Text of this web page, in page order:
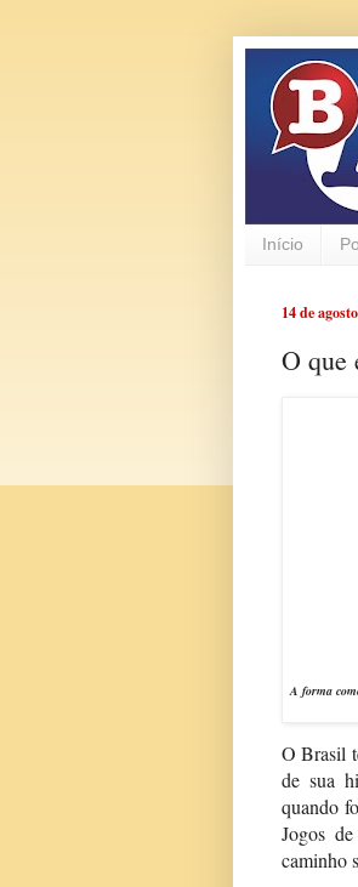
Início
14 de
O que
A forma
O Brasil
de sua
quando
Jogos
caminho